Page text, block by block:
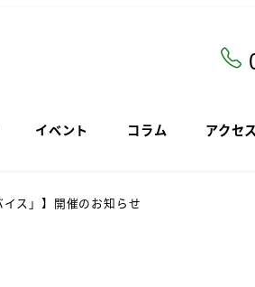
イベント コラム アクセス
ス」】開催のお知らせ